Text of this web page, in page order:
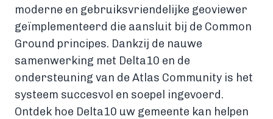
moderne en gebruiksvriendelijke geoviewer
geïmplementeerd die aansluit bij de Common
Ground principes. Dankzij de nauwe
samenwerking met Delta10 en de
ondersteuning van de Atlas Community is het
systeem succesvol en soepel ingevoerd.
Ontdek hoe Delta10 uw gemeente kan helpen